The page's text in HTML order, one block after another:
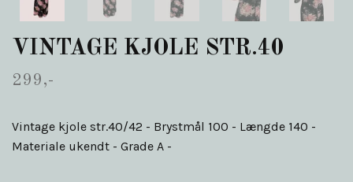
VINTAGE KJOLE STR.40
299,-
Vintage kjole str.40/42 - Brystmål 100 - Længde 140 -
Materiale ukendt - Grade A -